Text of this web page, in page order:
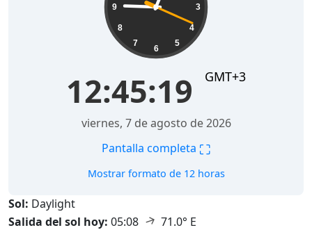
3
4
5
6
7
8
9
12:45:21 GMT+3
viernes, 7 de agosto de 2026
Pantalla completa ⛶
Mostrar formato de 12 horas
Sol: Daylight
Salida del sol hoy: 05:08 ↑ 71.0° E